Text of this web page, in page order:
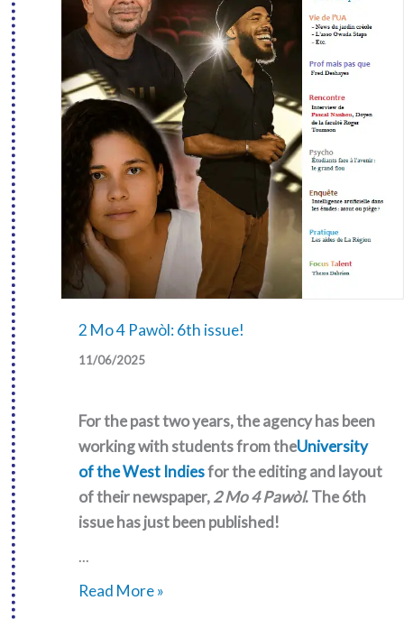
2 Mo 4 Pawòl: 6th issue!
11/06/2025
For the past two years, the agency has been
working with students from theUniversity
of the West Indiesfor the editing and layout
of their newspaper,2 Mo 4 Pawòl. The 6th
issue has just been published!
...
2
Read More »